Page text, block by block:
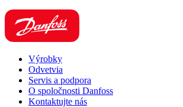
Výrobky
Odvetvia
Servis a podpora
O spoločnosti Danfoss
Kontaktujte nás